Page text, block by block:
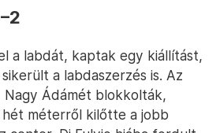
a labdát, kaptak egy kiállítást,
a labdaszerzés is. Az
Nagy Ádámét blokkolták,
hét méterről kilőtte a jobb